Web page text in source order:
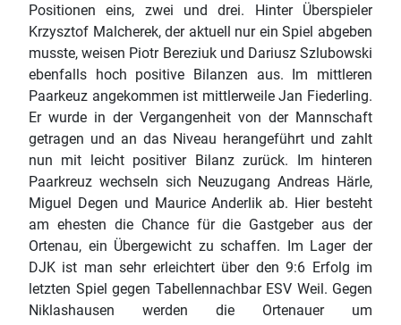
Positionen eins, zwei und drei. Hinter Überspieler
Krzysztof Malcherek, der aktuell nur ein Spiel abgeben
musste, weisen Piotr Bereziuk und Dariusz Szlubowski
ebenfalls hoch positive Bilanzen aus. Im mittleren
Paarkeuz angekommen ist mittlerweile Jan Fiederling.
Er wurde in der Vergangenheit von der Mannschaft
getragen und an das Niveau herangeführt und zahlt
nun mit leicht positiver Bilanz zurück. Im hinteren
Paarkreuz wechseln sich Neuzugang Andreas Härle,
Miguel Degen und Maurice Anderlik ab. Hier besteht
am ehesten die Chance für die Gastgeber aus der
Ortenau, ein Übergewicht zu schaffen. Im Lager der
DJK ist man sehr erleichtert über den 9:6 Erfolg im
letzten Spiel gegen Tabellennachbar ESV Weil. Gegen
Niklashausen werden die Ortenauer um